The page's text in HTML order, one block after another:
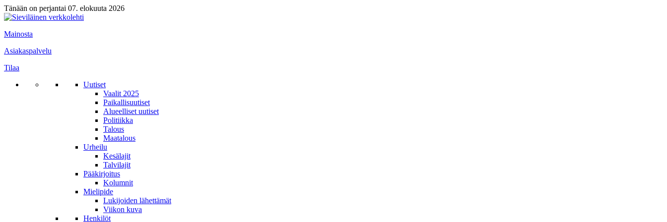
Tänään on perjantai 07. elokuuta 2026
Mainosta
Asiakaspalvelu
Tilaa
Uutiset
Vaalit 2025
Paikallisuutiset
Alueelliset uutiset
Politiikka
Talous
Maatalous
Urheilu
Kesälajit
Talvilajit
Pääkirjoitus
Kolumnit
Mielipide
Lukijoiden lähettämät
Viikon kuva
Henkilöt